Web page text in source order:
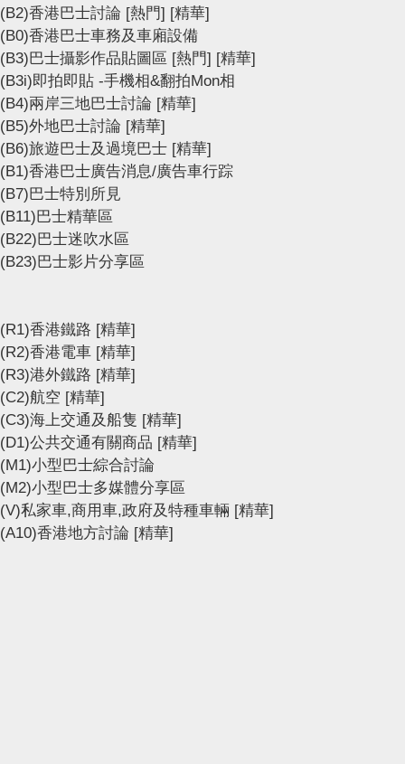
(B2)香港巴士討論 [熱門] [精華]
(B0)香港巴士車務及車廂設備
(B3)巴士攝影作品貼圖區 [熱門] [精華]
(B3i)即拍即貼 -手機相&翻拍Mon相
(B4)兩岸三地巴士討論 [精華]
(B5)外地巴士討論 [精華]
(B6)旅遊巴士及過境巴士 [精華]
(B1)香港巴士廣告消息/廣告車行踪
(B7)巴士特別所見
(B11)巴士精華區
(B22)巴士迷吹水區
(B23)巴士影片分享區
(R1)香港鐵路 [精華]
(R2)香港電車 [精華]
(R3)港外鐵路 [精華]
(C2)航空 [精華]
(C3)海上交通及船隻 [精華]
(D1)公共交通有關商品 [精華]
(M1)小型巴士綜合討論
(M2)小型巴士多媒體分享區
(V)私家車,商用車,政府及特種車輛 [精華]
(A10)香港地方討論 [精華]